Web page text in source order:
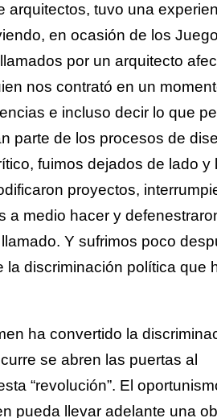
arquitectos, tuvo una
en ocasión de los
por un arquitecto
nos contrató en un
e incluso decir lo que
parte de los procesos de
fuimos dejados de lado y
proyectos,
a medio hacer y
Y sufrimos poco
discriminación política que
ha convertido la
se abren las puertas al
“revolución”. El
pueda llevar adelante una